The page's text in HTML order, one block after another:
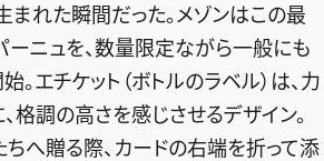
US
の美意識を、SNSで発信しています。
まれた瞬間だった。メゾンはこの最
ーニュを、数量限定ながら一般にも
エチケット（ボトルのラベル）は、力
格調の高さを感じさせるデザイン。
へ贈る際、カードの右端を折って添